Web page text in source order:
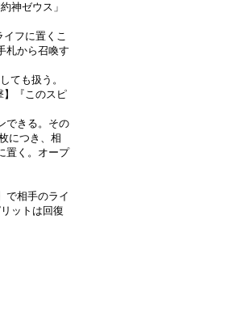
神ゼウス」
フに置くこ
札から召喚す
ても扱う。
】『このスピ
できる。その
につき、相
置く。オープ
で相手のライ
ットは回復